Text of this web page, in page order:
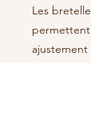
Les